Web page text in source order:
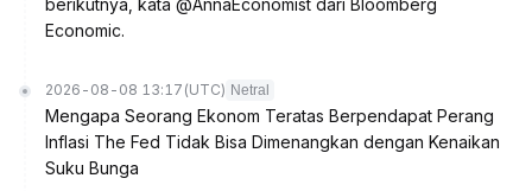
berikutnya, kata @AnnaEconomist dari Bloomberg
Economic.
2026-08-08 13:17 (UTC) Netral
Mengapa Seorang Ekonom Teratas Berpendapat Perang
Inflasi The Fed Tidak Bisa Dimenangkan dengan Kenaikan
Suku Bunga